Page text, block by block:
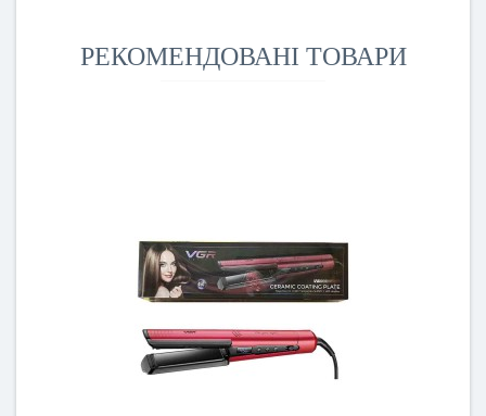
РЕКОМЕНДОВАНІ ТОВАРИ